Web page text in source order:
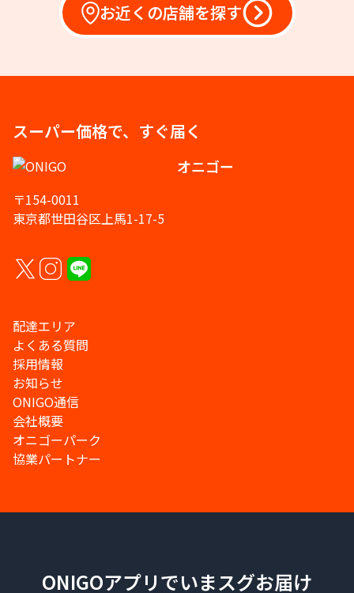
お近くの店舗を探す
スーパー価格で、すぐ届く
オニゴー
〒154-0011
東京都世田谷区上馬1-17-5
配達エリア
よくある質問
採用情報
お知らせ
ONIGO通信
会社概要
オニゴーパーク
協業パートナー
ONIGOアプリでいまスグお届け